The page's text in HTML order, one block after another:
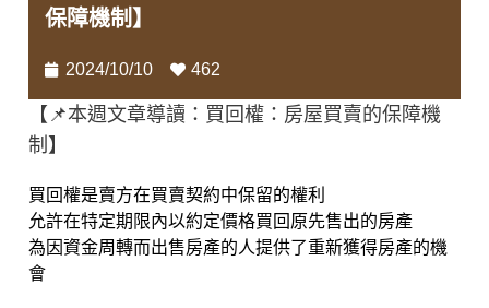
保障機制】
2024/10/10 462
【📌本週文章導讀：買回權：房屋買賣的保障機
制】
買回權是賣方在買賣契約中保留的權利
允許在特定期限內以約定價格買回原先售出的房產
為因資金周轉而出售房產的人提供了重新獲得房產的機
會